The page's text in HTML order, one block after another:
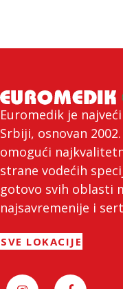
Euromedik je
Srbiji, osnovan
omogući
strane vodećih
gotovo svih oblasti
najsavremenije i
SVE LOKACIJE